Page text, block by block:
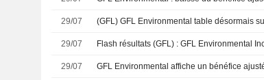
29/07
29/07
29/07